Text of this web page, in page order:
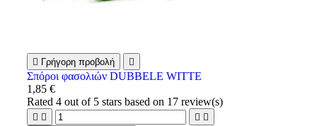
 Γρήγορη προβολή 
Σπόροι φασολιών DUBBELE WITTE
1,85 €
Rated4 out of 5 stars based on 17 review(s)
   